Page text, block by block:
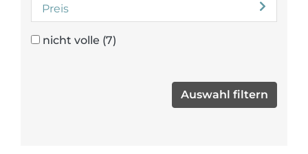
Preis
nicht volle (7)